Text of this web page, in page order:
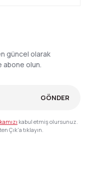
güncel olarak
abone olun.
GÖNDER
kabul etmiş olursunuz.
Çık'a tıklayın.